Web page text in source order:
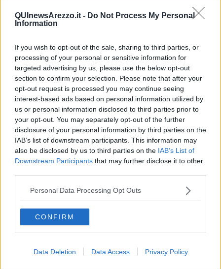
QUInewsArezzo.it - Do Not Process My Personal
Information
If you wish to opt-out of the sale, sharing to third parties, or
processing of your personal or sensitive information for
targeted advertising by us, please use the below opt-out
section to confirm your selection. Please note that after your
opt-out request is processed you may continue seeing
interest-based ads based on personal information utilized by
us or personal information disclosed to third parties prior to
your opt-out. You may separately opt-out of the further
disclosure of your personal information by third parties on the
IAB’s list of downstream participants. This information may
also be disclosed by us to third parties on the IAB’s List of
Downstream Participants that may further disclose it to other
Personal Data Processing Opt Outs
CONFIRM
Data Deletion Data Access Privacy Policy
filiera per fornitura di nocciole.
L’importante industria dolciaria, quindi, lavora materie prime
in Tuscany"grazie all’opera di decine di agricoltori che
attualmente sfruttanocirca 250 ettari in Valdichiana.Ora però
l'obiettivo diventa più ambizioso. La cooperativa presieduta da
Angiolino Manciniha da poco organizzato una serata per fare il
punto della situazione e rilanciare.
"Lo scopo - spiega lo stesso Mancini - è quello diraggiungere una
produzione di nocciole su 1200 ettari nella nostra regione. Le
condizioni del nostro contratto sono particolarmente favorevoli e
garantiscono redditività oltre al fatto dimetterci in collegamento
diretto con la più importante realtà alimentare italiana.Alcuni
biostimolanti di nuova generazione prodotta dalla ditta Scam.
Si tratta di un potenziale alleato per i nostri partner che vogliono
migliorare la produzione di nocciole nel pieno rispetto
dell’ambiente".
Ma le novità non finiscono qui perché Co.Agri.A è pronta ad
agroalimentari. Si tratta di un’opportunità interessante per i